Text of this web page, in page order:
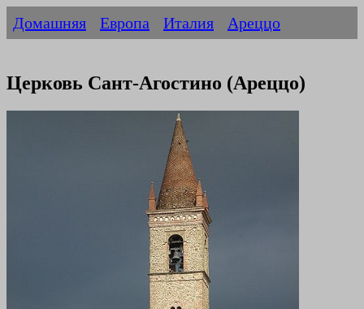
Домашняя Европа Италия Ареццо
Церковь Сант-Агостино (Ареццо)